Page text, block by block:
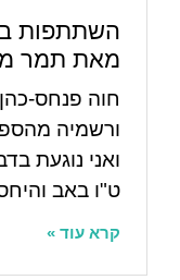
השתתפות
מאת תמר
חוה פנחס-
ורשמיה
ואני נוגעת
ט"ו באב
קרא עוד »